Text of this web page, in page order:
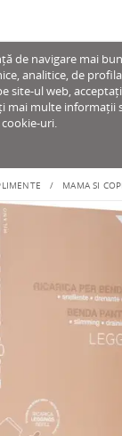
de navigare mai
analitice, de
site-ul web,
mai multe informații
uri.
MAMA SI